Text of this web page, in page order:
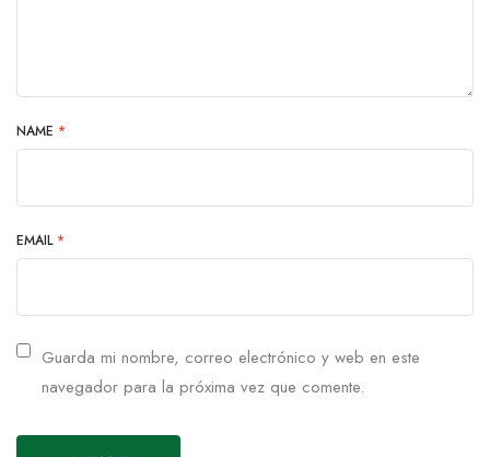
NAME *
EMAIL *
Guarda mi nombre, correo electrónico y web en este
navegador para la próxima vez que comente.